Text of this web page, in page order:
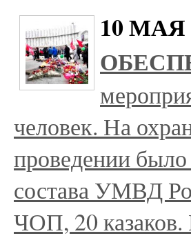
10 МАЯ
человек. На
проведении было
состава УМВД
ЧОП, 20 казаков.